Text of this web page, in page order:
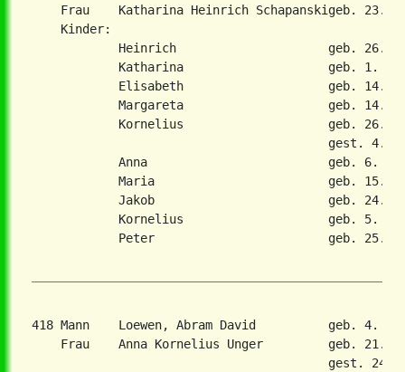
Frau    Katharina Heinrich Schapanskigeb. 23.
    Kinder:
Heinrich                     geb. 26.
Katharina                    geb. 1.
Elisabeth                    geb. 14.
Margareta                    geb. 14.
Kornelius                    geb. 26.
gest. 4.
Anna                         geb. 6.
Maria                        geb. 15.
Jakob                        geb. 24.
Kornelius                    geb. 5.
Peter                        geb. 25.
418 Mann    Loewen, Abram David          geb. 4.
Frau    Anna Kornelius Unger         geb. 21.
gest. 24.